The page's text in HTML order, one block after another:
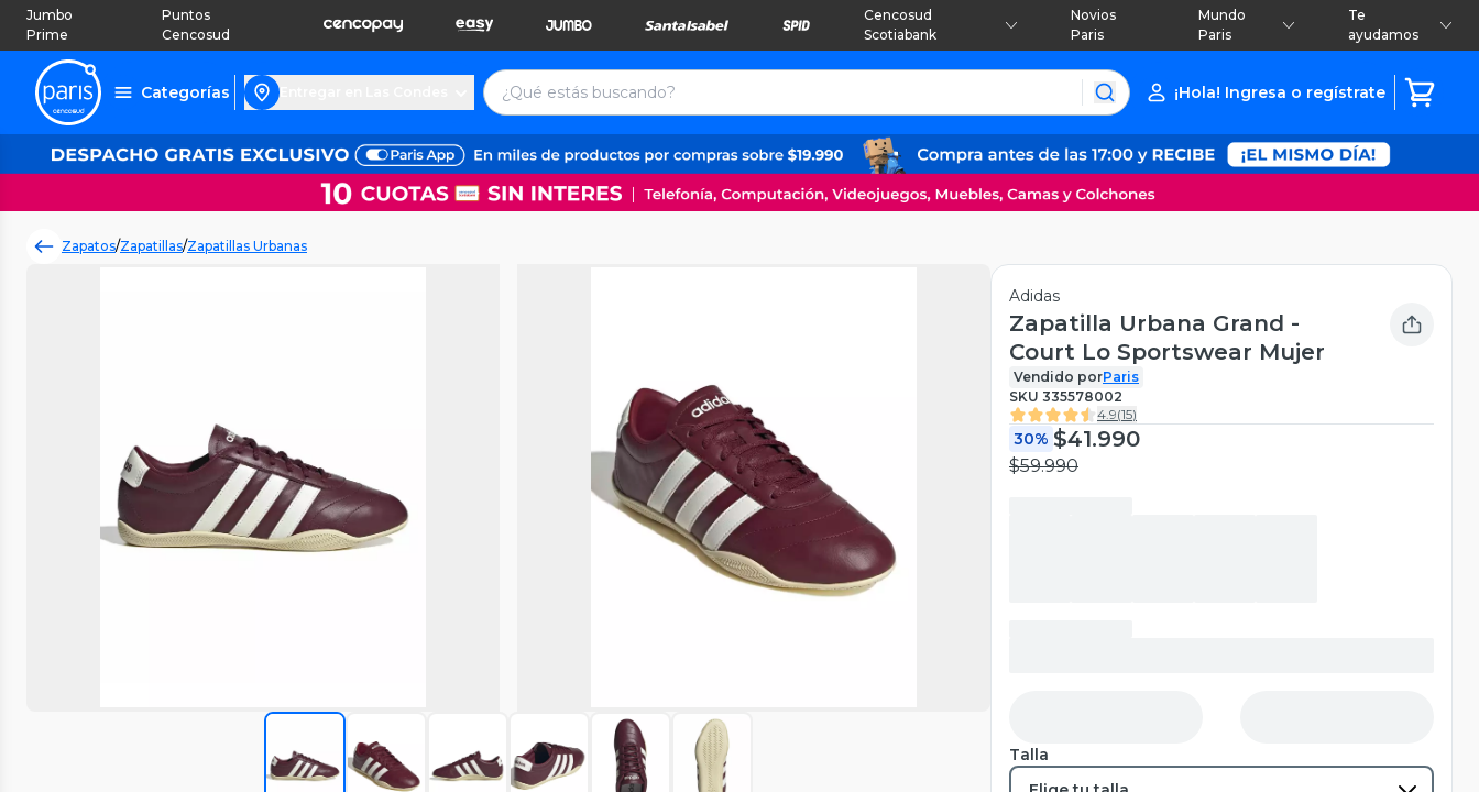
Jumbo
Prime
Puntos
Cencosud
Cencosud
Scotiabank
Novios
Paris
Mundo
Paris
Te
ayudamos
Categorías ¡Hola! Ingresa o regístrate
Zapatos/Zapatillas/Zapatillas Urbanas
Adidas
Zapatilla Urbana Grand -
Court Lo Sportswear Mujer
Vendido porParis
SKU 335578002
4.9(15)
30% $41.990
$59.990
Talla